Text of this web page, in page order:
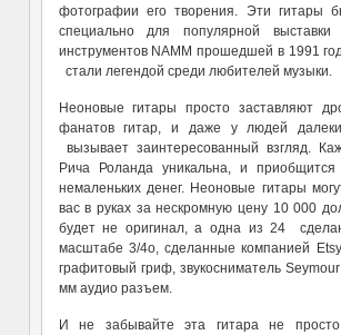
фотографии его творения. Эти гитары
специально для популярной выставки
инструментов NAMM прошедшей в 1991
стали легендой среди любителей музыки.
Неоновые гитары просто заставляют
фанатов гитар, и даже у людей
вызывает заинтересованный взгляд.
Рича Роланда уникальна, и
немаленьких денег. Неоновые гитары
вас в руках за нескромную цену 10 000
будет не оригинал, а одна из 24
масштабе 3/4о, сделанные компанией
графитовый гриф, звукосниматель
мм аудио разъем.
И не забывайте эта гитара не